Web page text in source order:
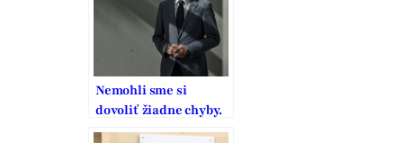
Nemohli sme si
dovoliť žiadne chyby.
To, čo zaplatili